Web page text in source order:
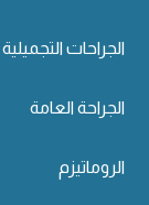
الجراحات التجميلية
الجراحة العامة
الروماتيزم